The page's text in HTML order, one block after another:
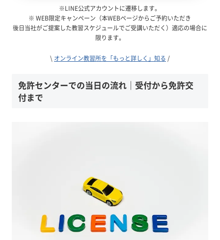
※LINE公式アカウントに遷移します。
※ WEB限定キャンペーン（本WEBページからご予約いただき
後日当社がご提案した教習スケジュールでご受講いただく）適応の場合に
限ります。
\ オンライン教習所を「もっと詳しく」知る /
免許センターでの当日の流れ｜受付から免許交
付まで